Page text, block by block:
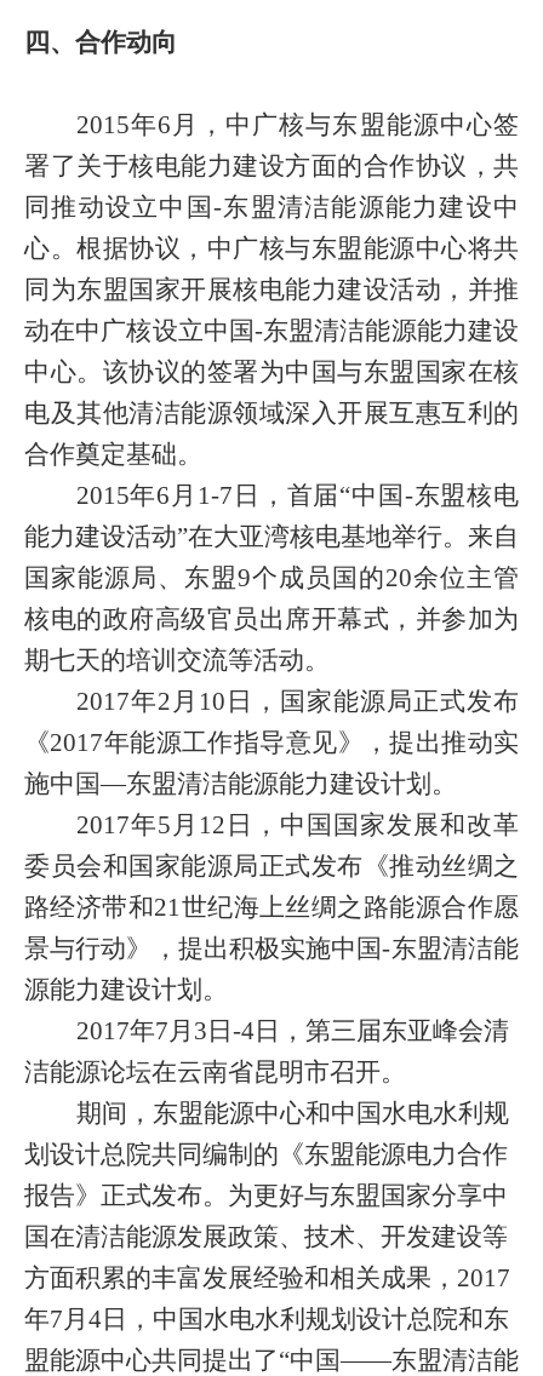
四、合作动向
2015年6 月，中广核与东盟能源中心签
署了关于核电能力建设方面的合作协议，共
同推动设立中国-东盟清洁能源能力建设中
心。根据协议，中广核与东盟能源中心将共
同为东盟国家开展核电能力建设活动，并推
动在中广核设立中国-东盟清洁能源能力建设
中心。该协议的签署为中国与东盟国家在核
电及其他清洁能源领域深入开展互惠互利的
合作奠定基础。
2015年6 月 1-7 日，首届“中国-东盟核电
能力建设活动”在大亚湾核电基地举行。来自
国家能源局、东盟9个成员国的20余位主管
核电的政府高级官员出席开幕式，并参加为
期七天的培训交流等活动。
2017年2 月 10 日，国家能源局正式发布
《2017年能源工作指导意见》，提出推动实
施中国—东盟清洁能源能力建设计划。
2017年5 月 12 日，中国国家发展和改革
委员会和国家能源局正式发布《推动丝绸之
路经济带和21世纪海上丝绸之路能源合作愿
景与行动》，提出积极实施中国-东盟清洁能
源能力建设计划。
2017年7月 3 日 -4日，第三届东亚峰会清
洁能源论坛在云南省昆明市召开。
期间，东盟能源中心和中国水电水利规
划设计总院共同编制的《东盟能源电力合作
报告》正式发布。为更好与东盟国家分享中
国在清洁能源发展政策、技术、开发建设等
方面积累的丰富发展经验和相关成果， 2017
年7月 4日，中国水电水利规划设计总院和东
盟能源中心共同提出了“中国——东盟清洁能